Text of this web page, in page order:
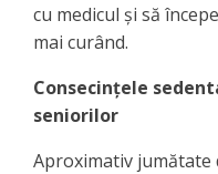
cu medicul și să
mai curând.
Consecințele
seniorilor
Aproximativ jumătate